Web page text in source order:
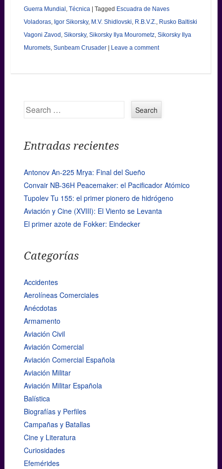
Guerra Mundial Técnica | Tagged Escuadra de Naves
Voladoras, Igor Sikorsky, M.V. Shidlovski R.B.V.Z.
Rusko Baltiski
Vagoni Zavod Sikorsky, Sikorsky Ilya Mourometz, Sikorsky Ilya
Muromets, Sunbeam Crusader | Leave a comment
Search
Entradas recientes
Antonov An-225 Mrya: Final del Sueño
Convair NB-36H Peacemaker: el Pacificador Atómico
Tupolev Tu 155: el primer pionero de hidrógeno
Aviación y Cine (XVIII): El Viento se Levanta
El primer azote de Fokker: Eindecker
Categorías
Accidentes
Aerolíneas Comerciales
Anécdotas
Armamento
Aviación Civil
Aviación Comercial
Aviación Comercial Española
Aviación Militar
Aviación Militar Española
Balística
Biografías y Perfiles
Campañas y Batallas
Cine y Literatura
Curiosidades
Efemérides